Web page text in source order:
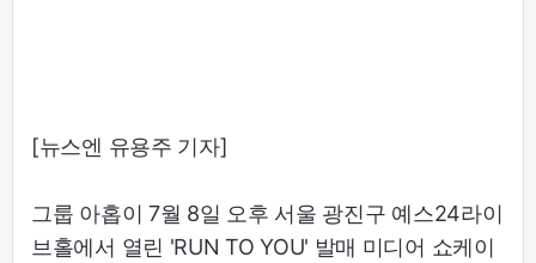
[뉴스엔 유용주 기자]
그룹 아홉이 7월 8일 오후 서울 광진구 예스24라이
브홀에서 열린 'RUN TO YOU' 발매 미디어 쇼케이